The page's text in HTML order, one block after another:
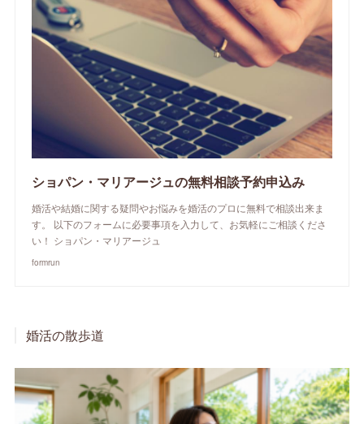
ショパン・マリアージュの無料相談予約申込み
婚活や結婚に関する疑問やお悩みを婚活のプロに無料で相談出来ま
す。 以下のフォームに必要事項を入力して、お気軽にご相談くださ
い！ ショパン・マリアージュ
formrun
婚活の散歩道